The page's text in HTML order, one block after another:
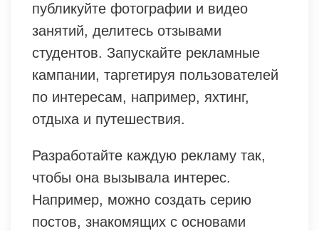
публикуйте фотографии и видео
занятий, делитесь отзывами
студентов. Запускайте рекламные
кампании, таргетируя пользователей
по интересам, например, яхтинг,
отдыха и путешествия.
Разработайте каждую рекламу так,
чтобы она вызывала интерес.
Например, можно создать серию
постов, знакомящих с основами